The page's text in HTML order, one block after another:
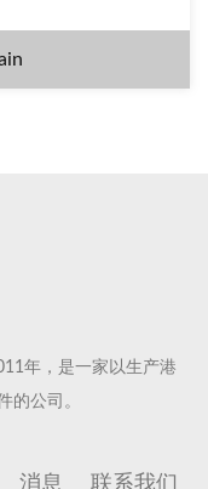
年，是一家以生产港
的公司。
消息 联系我们